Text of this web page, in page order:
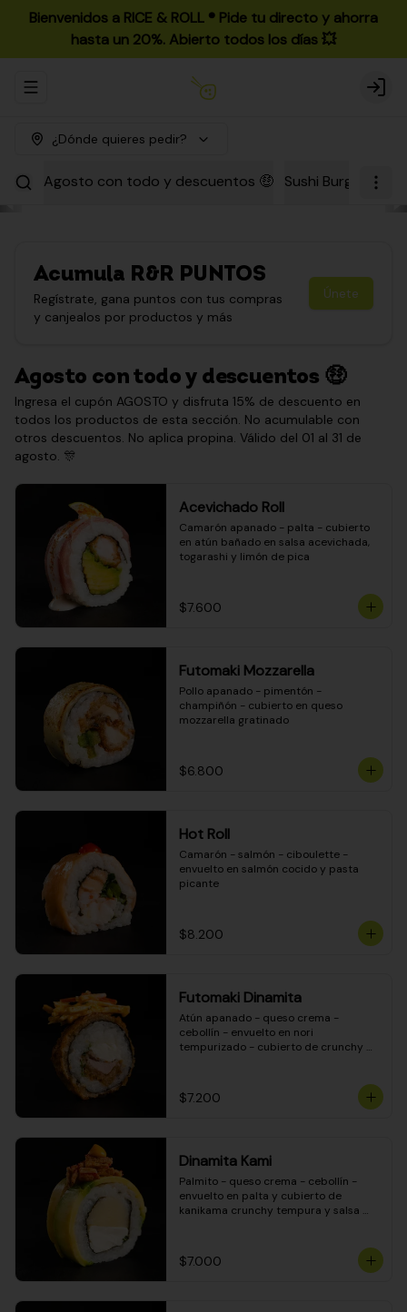
Bienvenidos a RICE & ROLL ®️ Pide tu directo y ahorra
hasta un 20%. Abierto todos los días 💥
Abrir menu de navegación Login
¿Dónde quieres pedir?
Agosto con todo y descuentos 🤑 Sushi Burgers
Acumula R&R PUNTOS
Regístrate, gana puntos con tus compras
y canjealos por productos y más
Únete
Agosto con todo y descuentos 🤑
Ingresa el cupón AGOSTO y disfruta 15% de descuento en
todos los productos de esta sección. No acumulable con
otros descuentos. No aplica propina. Válido del 01 al 31 de
agosto. 🎊
Acevichado Roll
Camarón apanado - palta - cubierto
en atún bañado en salsa acevichada,
togarashi y limón de pica
$7.600
Futomaki Mozzarella
Pollo apanado - pimentón -
champiñón - cubierto en queso
mozzarella gratinado
$6.800
Hot Roll
Camarón - salmón - ciboulette -
envuelto en salmón cocido y pasta
picante
$8.200
Futomaki Dinamita
Atún apanado - queso crema -
cebollín - envuelto en nori
tempurizado - cubierto de crunchy
$7.200
Dinamita Kami
Palmito - queso crema - cebollín -
envuelto en palta y cubierto de
kanikama crunchy tempura y salsa
$7.000